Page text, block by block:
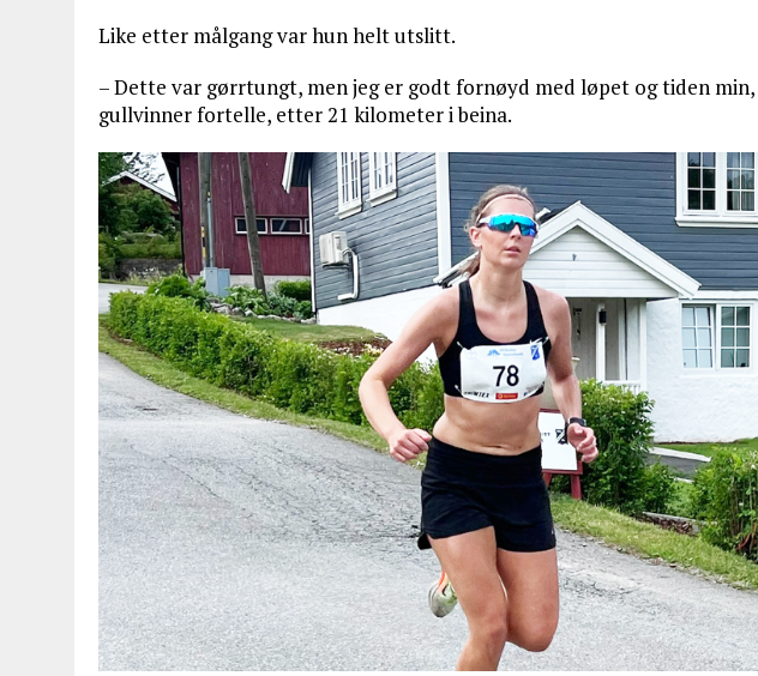
Like etter målgang var hun helt utslitt.
– Dette var gørrtungt, men jeg er godt fornøyd med løpet og tiden
gullvinner fortelle, etter 21 kilometer i beina.